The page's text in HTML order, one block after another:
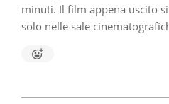
minuti. Il film appena uscito
solo nelle sale